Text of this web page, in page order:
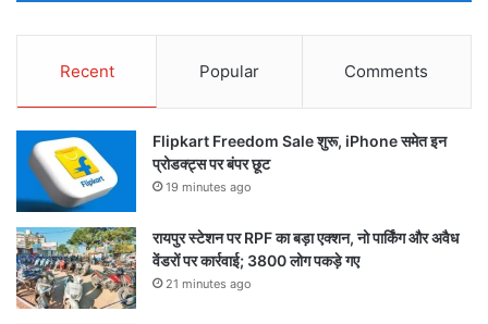
Recent Popular Comments
Flipkart Freedom Sale शुरू, iPhone समेत इन
प्रोडक्ट्स पर बंपर छूट
19 minutes ago
रायपुर स्टेशन पर RPF का बड़ा एक्शन, नो पार्किंग और अवैध
वेंडरों पर कार्रवाई; 3800 लोग पकड़े गए
21 minutes ago